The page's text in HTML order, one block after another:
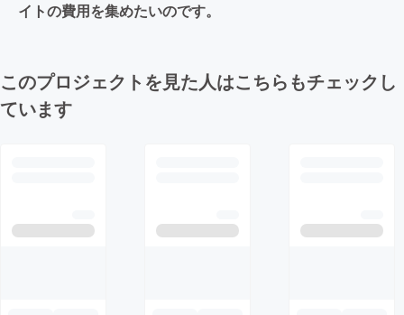
イトの費用を集めたいのです。
このプロジェクトを見た人はこちらもチェックし
ています